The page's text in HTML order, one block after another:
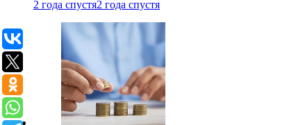
2 года спустя2 года спустя